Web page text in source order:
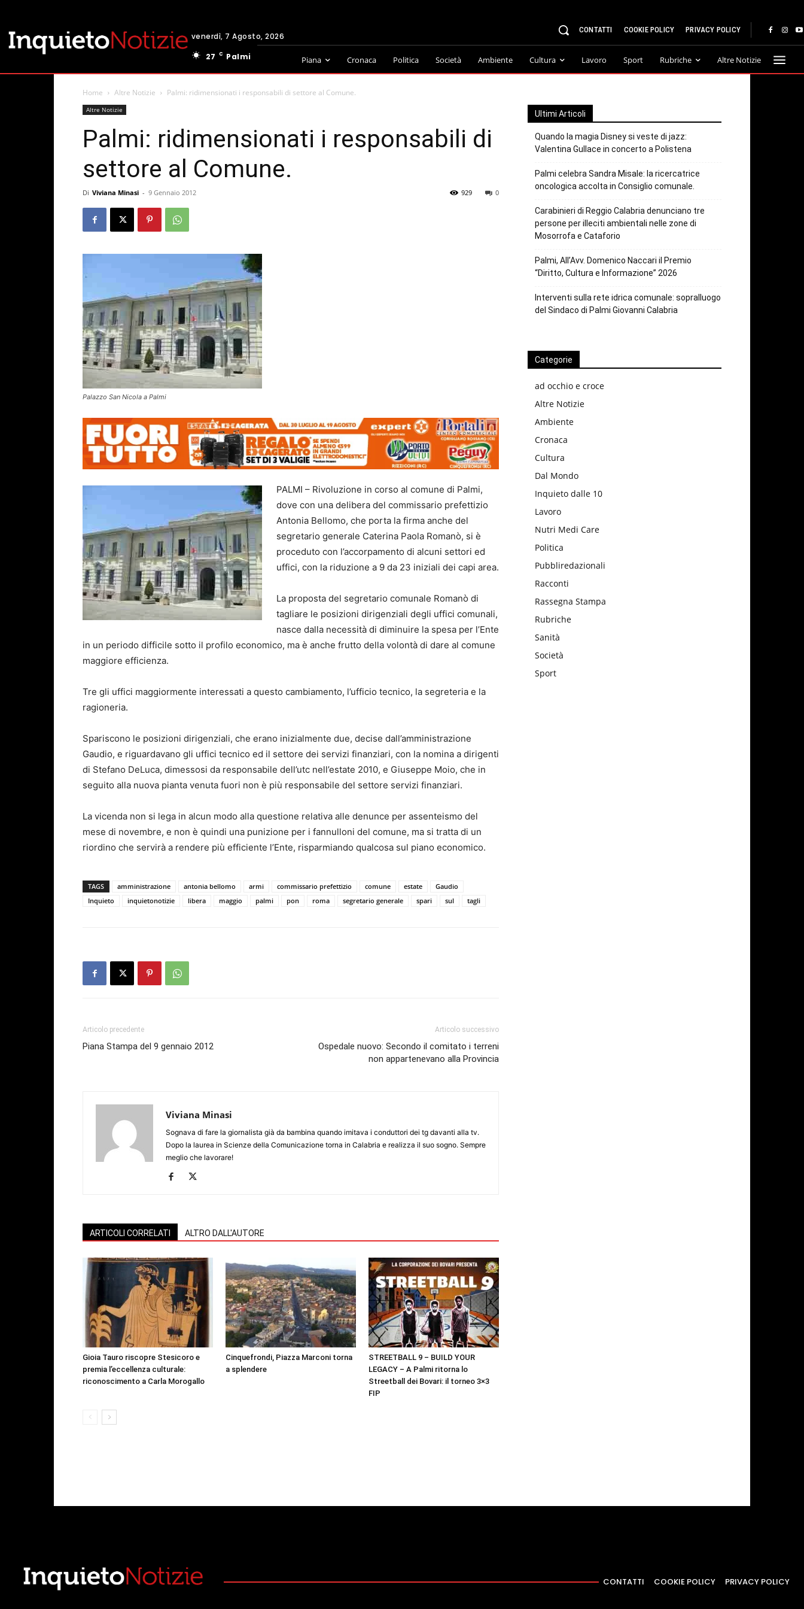
venerdì, 7 Agosto, 2026
27
C Palmi
CONTATTI COOKIE POLICY PRIVACY POLICY
Piana Cronaca Politica Società Ambiente Cultura Lavoro Sport Rubriche Altre Notizie
Home Altre Notizie Palmi: ridimensionati i responsabili di settore al Comune.
Altre Notizie
Palmi: ridimensionati i responsabili di
settore al Comune.
Di Viviana Minasi - 9 Gennaio 2012 0
929
Palazzo San Nicola a Palmi
PALMI – Rivoluzione in corso al comune di Palmi,
dove con una delibera del commissario prefettizio
Antonia Bellomo, che porta la firma anche del
segretario generale Caterina Paola Romanò, si è
proceduto con l’accorpamento di alcuni settori ed
uffici, con la riduzione a 9 da 23 iniziali dei capi area.
La proposta del segretario comunale Romanò di
tagliare le posizioni dirigenziali degli uffici comunali,
nasce dalla necessità di diminuire la spesa per l’Ente
in un periodo difficile sotto il profilo economico, ma è anche frutto della volontà di dare al comune
maggiore efficienza.
Tre gli uffici maggiormente interessati a questo cambiamento, l’ufficio tecnico, la segreteria e la
ragioneria.
Spariscono le posizioni dirigenziali, che erano inizialmente due, decise dall’amministrazione
Gaudio, e riguardavano gli uffici tecnico ed il settore dei servizi finanziari, con la nomina a dirigenti
di Stefano DeLuca, dimessosi da responsabile dell’utc nell’estate 2010, e Giuseppe Moio, che in
seguito alla nuova pianta venuta fuori non è più responsabile del settore servizi finanziari.
La vicenda non si lega in alcun modo alla questione relativa alle denunce per assenteismo del
mese di novembre, e non è quindi una punizione per i fannulloni del comune, ma si tratta di un
riordino che servirà a rendere più efficiente l’Ente, risparmiando qualcosa sul piano economico.
TAGS amministrazione antonia bellomo armi commissario prefettizio comune estate
Gaudio
Inquieto
inquietonotizie libera maggio palmi pon roma segretario generale spari sul tagli
Articolo precedente
Piana Stampa del 9 gennaio 2012
Articolo successivo
Ospedale nuovo: Secondo il comitato i terreni
non appartenevano alla Provincia
Viviana Minasi
Sognava di fare la giornalista già da bambina quando imitava i conduttori dei tg davanti alla tv.
Dopo la laurea in Scienze della Comunicazione torna in Calabria e realizza il suo sogno. Sempre
meglio che lavorare!
ARTICOLI CORRELATI ALTRO DALL'AUTORE
Gioia Tauro riscopre Stesicoro e
premia l’eccellenza culturale:
riconoscimento a Carla Morogallo
Cinquefrondi, Piazza Marconi torna
a splendere
STREETBALL 9 – BUILD YOUR
LEGACY – A Palmi ritorna lo
Streetball dei Bovari: il torneo 3×3
FIP
Ultimi Articoli
Quando la magia Disney si veste di jazz:
Valentina Gullace in concerto a Polistena
Palmi celebra Sandra Misale: la ricercatrice
oncologica accolta in Consiglio comunale.
Carabinieri di Reggio Calabria denunciano tre
persone per illeciti ambientali nelle zone di
Mosorrofa e Cataforio
Palmi, All’Avv. Domenico Naccari il Premio
“Diritto, Cultura e Informazione” 2026
Interventi sulla rete idrica comunale: sopralluogo
del Sindaco di Palmi Giovanni Calabria
Categorie
ad occhio e croce
Altre Notizie
Ambiente
Cronaca
Cultura
Dal Mondo
Inquieto dalle 10
Lavoro
Nutri Medi Care
Politica
Pubbliredazionali
Racconti
Rassegna Stampa
Rubriche
Sanità
Società
Sport
CONTATTI COOKIE POLICY PRIVACY POLICY